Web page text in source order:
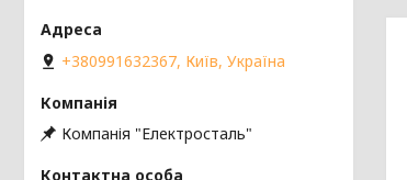
+380991632367, Київ, Україна
Компанія "Електросталь"